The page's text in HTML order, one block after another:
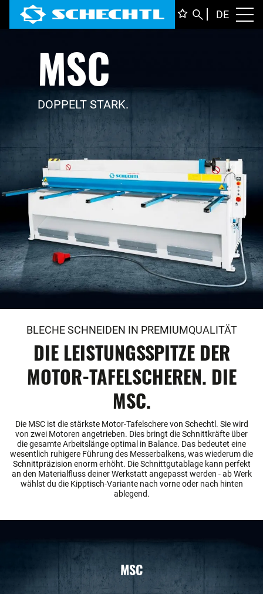
DE
MSC
DOPPELT STARK.
BLECHE SCHNEIDEN IN PREMIUMQUALITÄT
DIE LEISTUNGSSPITZE DER
MOTOR-TAFELSCHEREN. DIE
MSC.
Die MSC ist die stärkste Motor-Tafelschere von Schechtl. Sie wird
von zwei Motoren angetrieben. Dies bringt die Schnittkräfte über
die gesamte Arbeitslänge optimal in Balance. Das bedeutet eine
wesentlich ruhigere Führung des Messerbalkens, was wiederum die
Schnittpräzision enorm erhöht. Die Schnittgutablage kann perfekt
an den Materialfluss deiner Werkstatt angepasst werden - ab Werk
wählst du die Kipptisch-Variante nach vorne oder nach hinten
ablegend.
MSC